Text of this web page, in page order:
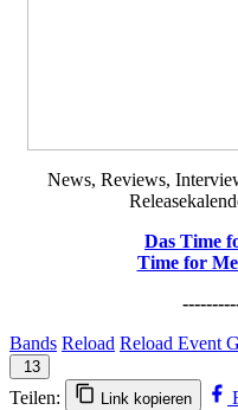
News, Reviews,
Das Time
Time for
Bands Reload Reload Event
13
Teilen: Link kopieren